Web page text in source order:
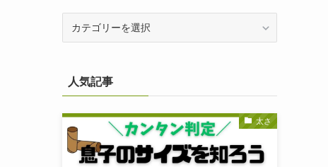
ー人気記事
太さ